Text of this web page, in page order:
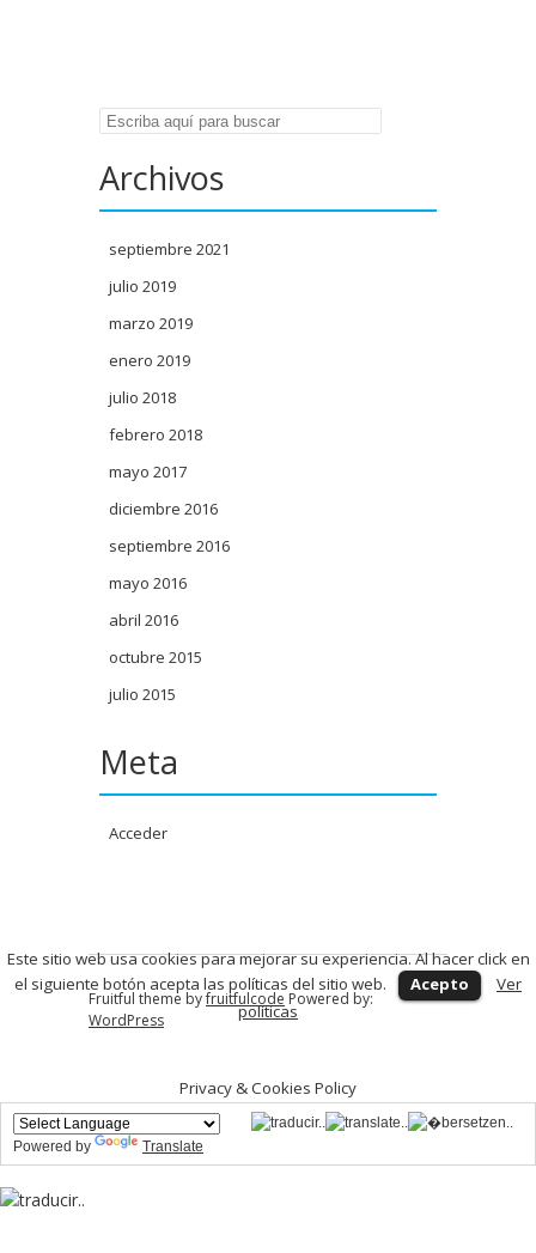
Buscar
Archivos
septiembre 2021
julio 2019
marzo 2019
enero 2019
julio 2018
febrero 2018
mayo 2017
diciembre 2016
septiembre 2016
mayo 2016
abril 2016
octubre 2015
julio 2015
Meta
Acceder
Fruitful theme byfruitfulcode Powered by:
WordPress
Este sitio web usa cookies para mejorar su experiencia. Al hacer click en
el siguiente botón acepta las políticas del sitio web.
Acepto
Ver
políticas
Privacy & Cookies Policy
Powered by Translate